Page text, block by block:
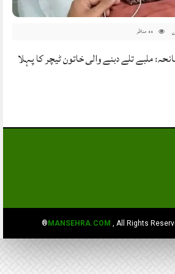
44 مناظر
ملبے تلے دبنے والی خاتون ٹیچر کا پہلا
MANSEHRA.COM , All Rights